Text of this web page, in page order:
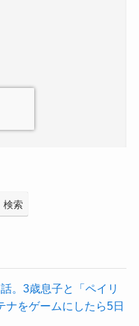
検索
。3歳息子と「ペイリ
ナをゲームにしたら5日